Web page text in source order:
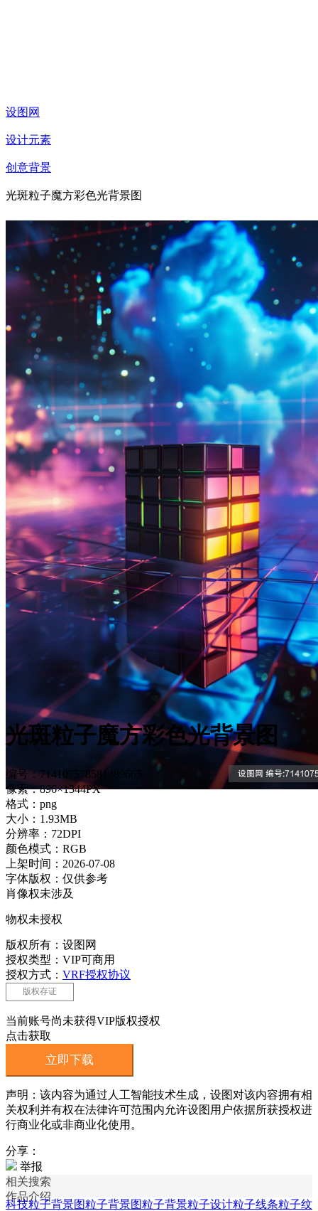
设图网
设计元素
创意背景
光斑粒子魔方彩色光背景图
光斑粒子魔方彩色光背景图
编号：714107578581389665
像素：896×1344PX
格式：png
大小：1.93MB
分辨率：72DPI
颜色模式：RGB
上架时间：2026-07-08
字体版权：仅供参考
肖像权未涉及
物权未授权
版权所有：设图网
授权类型：VIP可商用
授权方式： VRF授权协议
版权存证
当前账号尚未获得VIP版权授权
点击获取
立即下载
声明：该内容为通过人工智能技术生成，设图对该内容拥有相
关权利并有权在法律许可范围内允许设图用户依据所获授权进
行商业化或非商业化使用。
分享：
举报
相关搜索
作品介绍
科技粒子背景图粒子背景图粒子背景粒子设计粒子线条粒子纹